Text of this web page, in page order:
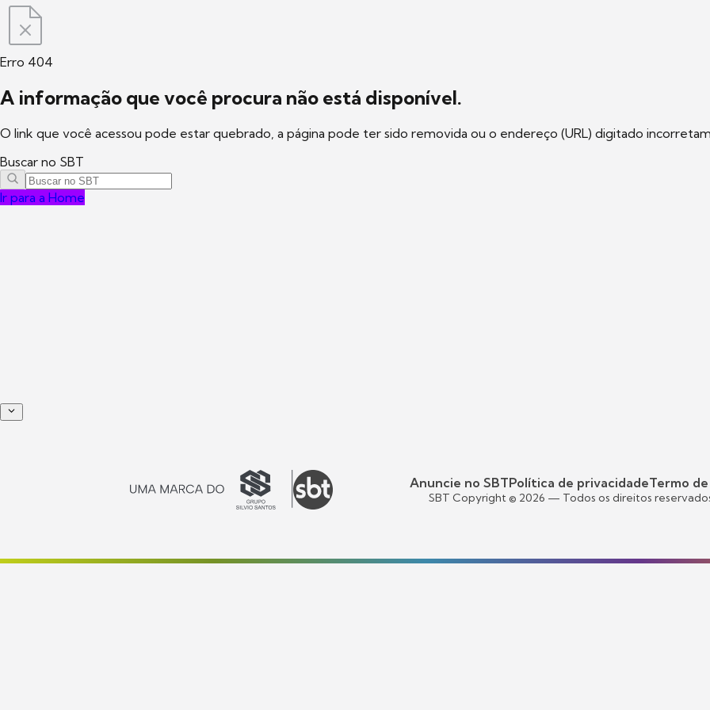
Erro 404
A informação que você procura não está disponível.
O link que você acessou pode estar quebrado, a página pode ter sido removida ou o endereço (URL) digitado
Buscar no SBT
Ir para a Home
Anuncie no SBTPolítica de privacidadeTermo de
SBT Copyright © 2026 — Todos os direitos